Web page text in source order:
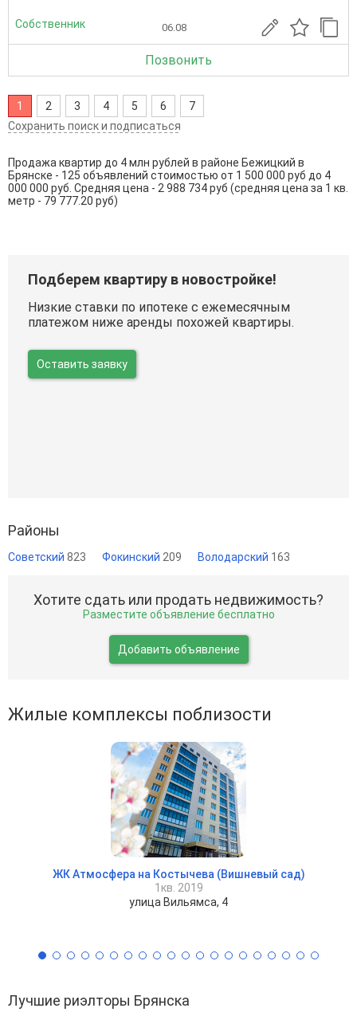
Собственник 06.08
Позвонить
1 2 3 4 5 6
7
Сохранить поиск и подписаться
Продажа квартир до 4 млн рублей в районе Бежицкий в
Брянске - 125 объявлений стоимостью от 1 500 000 руб до 4
000 000 руб. Средняя цена - 2 988 734 руб (средняя цена за 1 кв.
метр - 79 777.20 руб)
Подберем квартиру в новостройке!
Низкие ставки по ипотеке с ежемесячным
платежом ниже аренды похожей квартиры.
Оставить заявку
Районы
Советский 823 Фокинский 209 Володарский 163
Хотите сдать или продать недвижимость?
Разместите объявление бесплатно
Добавить объявление
Жилые комплексы поблизости
ЖК Атмосфера на Костычева (Вишневый сад)
1кв. 2019
улица Вильямса, 4
Лучшие риэлторы Брянска